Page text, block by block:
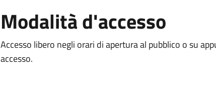
Modalità d'accesso
Accesso libero negli orari di apertura al pubblico o su
accesso.